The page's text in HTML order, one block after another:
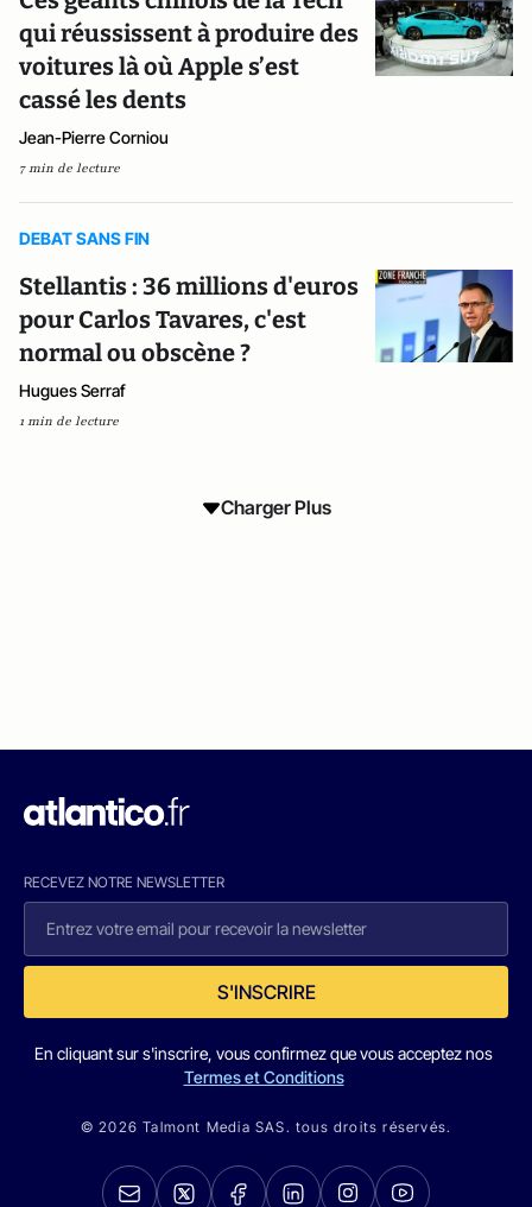
qui réussissent à produire des
voitures là où Apple s’est
cassé les dents
Jean-Pierre Corniou
7 min de lecture
DEBAT SANS FIN
Stellantis : 36 millions d'euros
pour Carlos Tavares, c'est
normal ou obscène ?
Hugues Serraf
1 min de lecture
Charger Plus
RECEVEZ NOTRE NEWSLETTER
S'INSCRIRE
En cliquant sur s'inscrire, vous confirmez que vous acceptez nos
Termes et Conditions
© 2026 Talmont Media SAS. tous droits réservés.